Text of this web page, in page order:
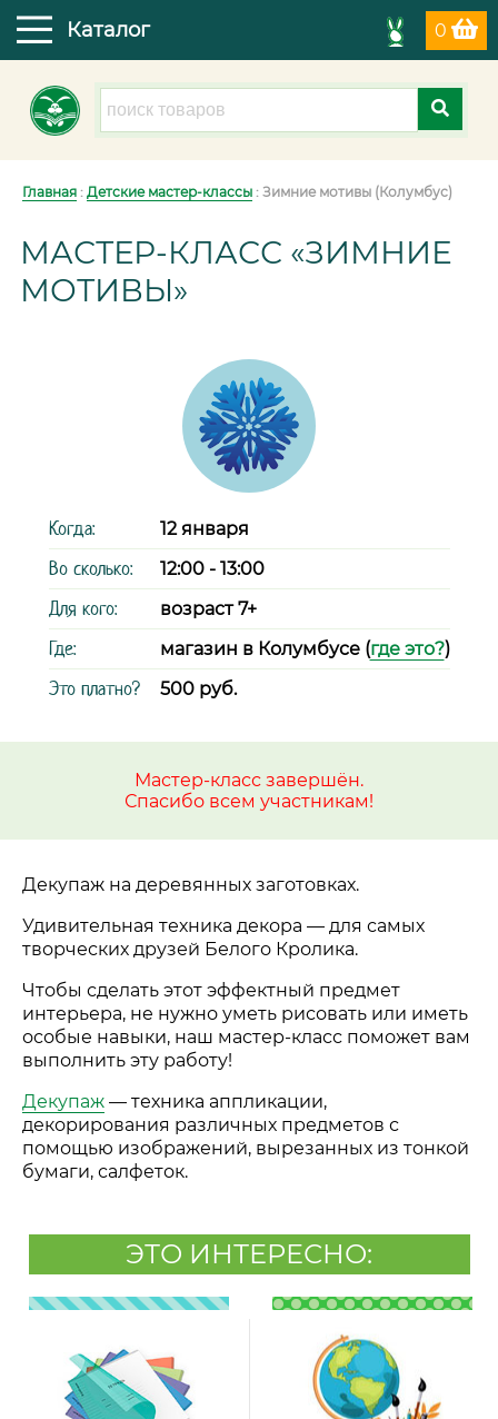
0
Каталог
Главная : Детские мастер-классы : Зимние мотивы (Колумбус)
МАСТЕР-КЛАСС «ЗИМНИЕ
МОТИВЫ»
Когда: 12 января
Во сколько: 12:00 - 13:00
Для кого: возраст 7+
Где: магазин в Колумбусе (где это?)
Это платно? 500 руб.
Мастер-класс завершён.
Спасибо всем участникам!
Декупаж на деревянных заготовках.
Удивительная техника декора — для самых
творческих друзей Белого Кролика.
Чтобы сделать этот эффектный предмет
интерьера, не нужно уметь рисовать или иметь
особые навыки, наш мастер-класс поможет вам
выполнить эту работу!
Декупаж — техника аппликации,
декорирования различных предметов с
помощью изображений, вырезанных из тонкой
бумаги, салфеток.
ЭТО ИНТЕРЕСНО: